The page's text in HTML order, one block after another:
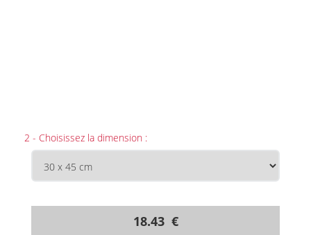
2 - Choisissez la dimension :
18.43 €